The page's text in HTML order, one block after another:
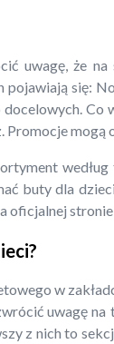
uwagę, że
się:
buty dla
oficjalnej
w
uwagę
z nich to